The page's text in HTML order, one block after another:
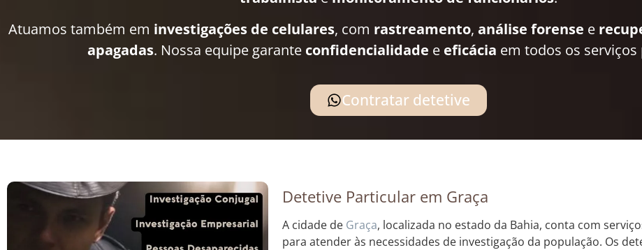
Atuamos também em investigações de celulares, com rastreamento, análise forense e
apagadas. Nossa equipe garante confidencialidade e eficácia em todos os serviços
Contratar detetive
Detetive Particular em Graça
A cidade de Graça, localizada no estado da Bahia, conta com
para atender às necessidades de investigação da população. Os